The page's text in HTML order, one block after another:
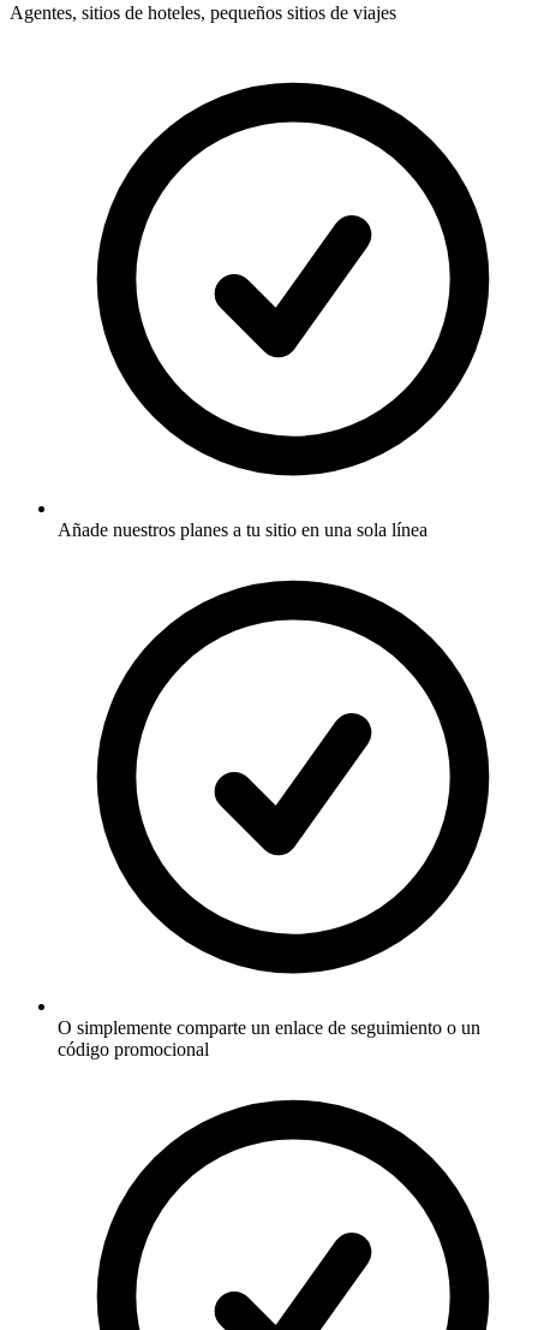
Agentes, sitios de hoteles, pequeños sitios de viajes
Añade nuestros planes a tu sitio en una sola línea
O simplemente comparte un enlace de seguimiento o un
código promocional